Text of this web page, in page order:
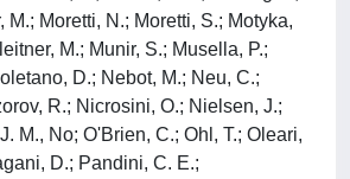
M.; Moretti, N.; Moretti, S.; Motyka,
M.; Munir, S.; Musella, P.;
D.; Nebot, M.; Neu, C.;
R.; Nicrosini, O.; Nielsen, J.;
M., No; O'Brien, C.; Ohl, T.; Oleari,
D.; Pandini, C. E.;